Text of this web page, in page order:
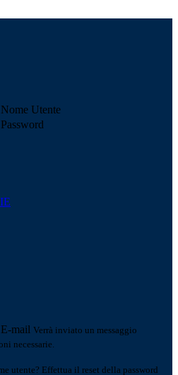
Nome Utente
Password
E-mail Verrà inviato un messaggio
necessarie.
utente? Effettua il reset della password